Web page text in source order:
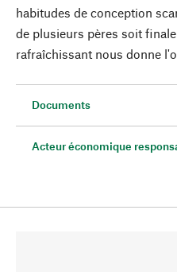
habitudes de conception
de plusieurs pères soit
rafraîchissant nous donne
Documents
Acteur économique